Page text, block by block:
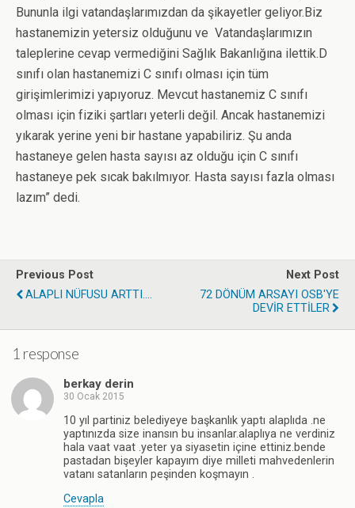
Bununla ilgi vatandaşlarımızdan da şikayetler geliyor.Biz
hastanemizin yetersiz olduğunu ve Vatandaşlarımızın
taleplerine cevap vermediğini Sağlık Bakanlığına ilettik.D
sınıfı olan hastanemizi C sınıfı olması için tüm
girişimlerimizi yapıyoruz. Mevcut hastanemiz C sınıfı
olması için fiziki şartları yeterli değil. Ancak hastanemizi
yıkarak yerine yeni bir hastane yapabiliriz. Şu anda
hastaneye gelen hasta sayısı az olduğu için C sınıfı
hastaneye pek sıcak bakılmıyor. Hasta sayısı fazla olması
lazım” dedi.
Previous Post
ALAPLI NÜFUSU ARTTI....
Next Post
72 DÖNÜM ARSAYI OSB'YE
DEVİR ETTİLER
1 response
berkay derin
30 Ocak 2015
10 yıl partiniz belediyeye başkanlık yaptı alaplıda .ne
yaptınızda size inansın bu insanlar.alaplıya ne verdiniz
hala vaat vaat .yeter ya siyasetin içine ettiniz.bende
pastadan bişeyler kapayım diye milleti mahvedenlerin
vatanı satanların peşinden koşmayın .
Cevapla